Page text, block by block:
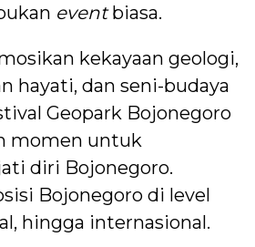
eventbiasa.
kekayaan geologi,
hayati, dan seni-budaya
Geopark Bojonegoro
momen untuk
diri Bojonegoro.
Bojonegoro di level
hingga internasional.